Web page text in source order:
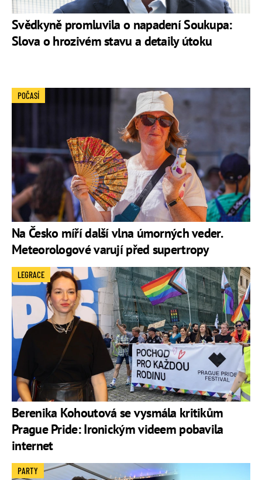
Svědkyně promluvila o napadení Soukupa:
Slova o hrozivém stavu a detaily útoku
Na Česko míří další vlna úmorných veder.
Meteorologové varují před supertropy
POČASÍ
Berenika Kohoutová se vysmála kritikům
Prague Pride: Ironickým videem pobavila
internet
LEGRACE
PARTY